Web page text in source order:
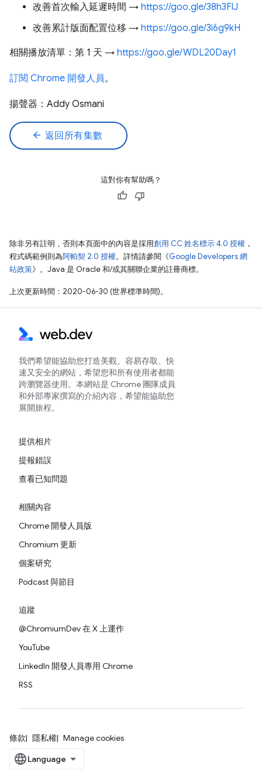
改善首次輸入延遲時間 → https://goo.gle/38h3FlJ
改善累計版面配置位移 → https://goo.gle/3i6g9kH
相關播放清單：第 1 天 → https://goo.gle/WDL20Day1
訂閱 Chrome 開發人員。
揚聲器：Addy Osmani
arrow_back 返回所有集數
這對你有幫助嗎？
除非另有註明，否則本頁面中的內容是採用創用 CC 姓名標示 4.0 授權 ，
程式碼範例則為阿帕契 2.0 授權。詳情請參閱《Google Developers 網
站政策》。Java 是 Oracle 和/或其關聯企業的註冊商標。
上次更新時間：2020-06-30 (世界標準時間)。
我們希望能協助您打造美觀、容易存取、快
速又安全的網站，希望您和所有使用者都能
跨瀏覽器使用。本網站是 Chrome 團隊成員
和外部專家撰寫的介紹內容，希望能協助您
展開旅程。
提供相片
提報錯誤
查看已知問題
相關內容
Chrome 開發人員版
Chromium 更新
個案研究
Podcast 與節目
追蹤
@ChromiumDev 在 X 上運作
YouTube
LinkedIn 開發人員專用 Chrome
RSS
條款 隱私權 Manage cookies